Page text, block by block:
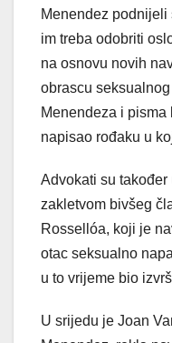
Menendez
im treba odobriti
na osnovu novih
obrascu
Menendeza i
napisao rođaku u
Advokati su
zakletvom bivšeg
Rossellóa, koji je
otac seksualno
u to vrijeme bio
U srijedu je Joan